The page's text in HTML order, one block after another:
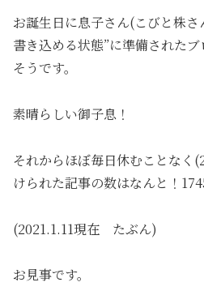
お誕生日に息子さん(こびと株
書き込める状態”に準備された
そうです。
素晴らしい御子息！
それからほぼ毎日休むことなく
けられた記事の数はなんと！
(2021.1.11現在 たぶん)
お見事です。